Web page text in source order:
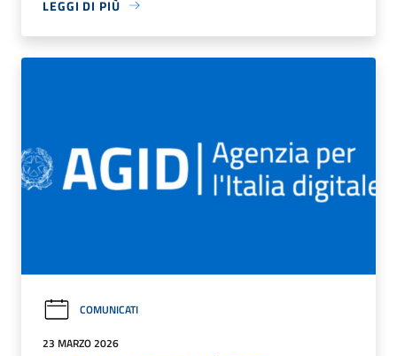
LEGGI DI PIÙ
COMUNICATI
23 MARZO 2026